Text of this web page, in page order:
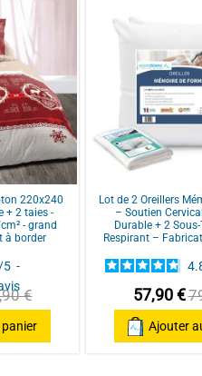
220x240
+ 2 taies -
- grand
à border
/5 -
€
Lot de 2 Oreillers
– Soutien
Durable + 2
Respirant –
57,90 €
Ajouter